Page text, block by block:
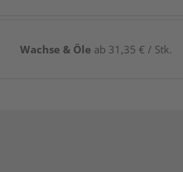
Wachse & Öle ab 31,35 € / Stk.